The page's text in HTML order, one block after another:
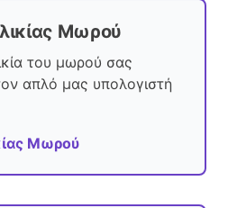
Μωρού
του μωρού σας
απλό μας υπολογιστή
Μωρού